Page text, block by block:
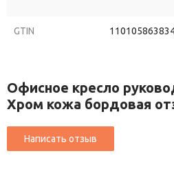
GTIN
Офисное кресло
Хром кожа бордовая